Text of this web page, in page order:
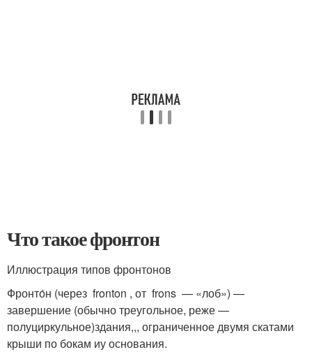
Что такое фронтон
Иллюстрация типов фронтонов
Фронто́н (через fronton , от frons — «лоб») —
завершение (обычно треугольное, реже —
полуциркульное)здания,,, ограниченное двумя скатами
крыши по бокам иу основания.